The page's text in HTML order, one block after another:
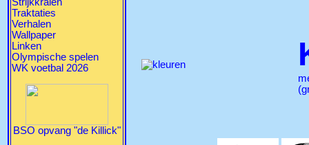
Traktaties
Verhalen
Wallpaper
Linken
Olympische spelen
WK voetbal 2026
BSO opvang "de Killick"